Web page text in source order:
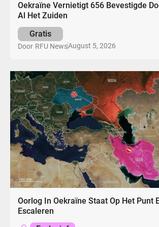
Oekraïne Vernietigt 656 Bevestigde
Al Het Zuiden
Gratis
Door RFU NewsAugust 5, 2026
Oorlog In Oekraïne Staat Op Het Punt
Escaleren